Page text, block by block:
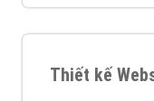
Thiết kế